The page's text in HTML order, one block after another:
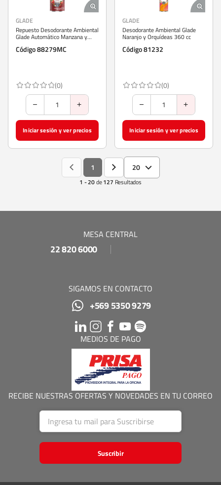
GLADE
Repuesto Desodorante Ambiental
Glade Automático Manzana y
Código 88279MC
(0)
Iniciar sesión y ver precios
GLADE
Desodorante Ambiental Glade
Naranjo y Orquídeas 360 cc
Código 81232
(0)
Iniciar sesión y ver precios
1 - 20de127 Resultados
1 20
MESA CENTRAL
22 820 6000
SIGAMOS EN CONTACTO
+569 5350 9279
MEDIOS DE PAGO
RECIBE NUESTRAS OFERTAS Y NOVEDADES EN TU CORREO
Suscribir